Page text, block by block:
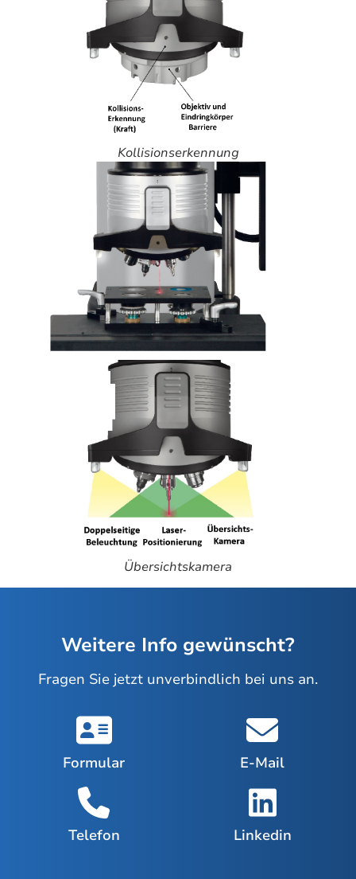
Kollisionserkennung
Übersichtskamera
Weitere Info gewünscht?
Fragen Sie jetzt unverbindlich bei uns an.
Formular E-Mail
Telefon Linkedin